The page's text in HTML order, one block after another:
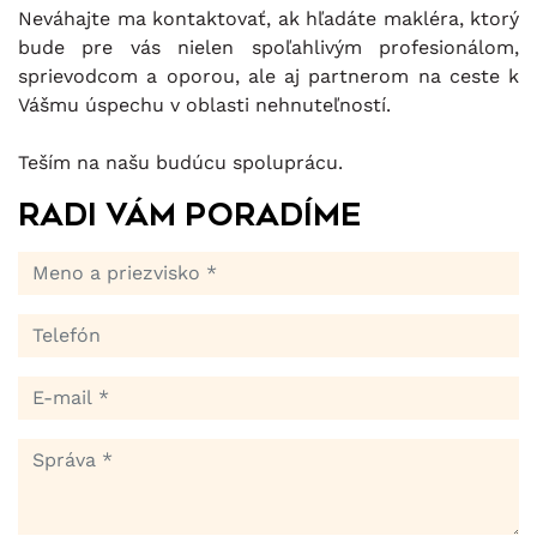
Neváhajte ma kontaktovať, ak hľadáte makléra, ktorý
bude pre vás nielen spoľahlivým profesionálom,
sprievodcom a oporou, ale aj partnerom na ceste k
Vášmu úspechu v oblasti nehnuteľností.
Teším na našu budúcu spoluprácu.
Radi Vám poradíme